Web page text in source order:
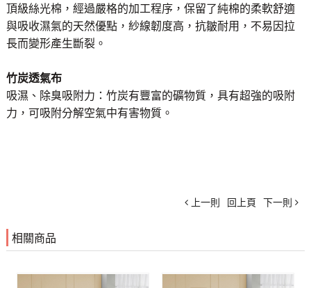
頂級絲光棉，經過嚴格的加工程序，保留了純棉的柔軟舒適
與吸收濕氣的天然優點，紗線韌度高，抗皺耐用，不易因拉
長而變形產生斷裂。
竹炭透氣布
吸濕、除臭吸附力：竹炭有豐富的礦物質，具有超強的吸附
力，可吸附分解空氣中有害物質。
上一則 回上頁 下一則
相關商品